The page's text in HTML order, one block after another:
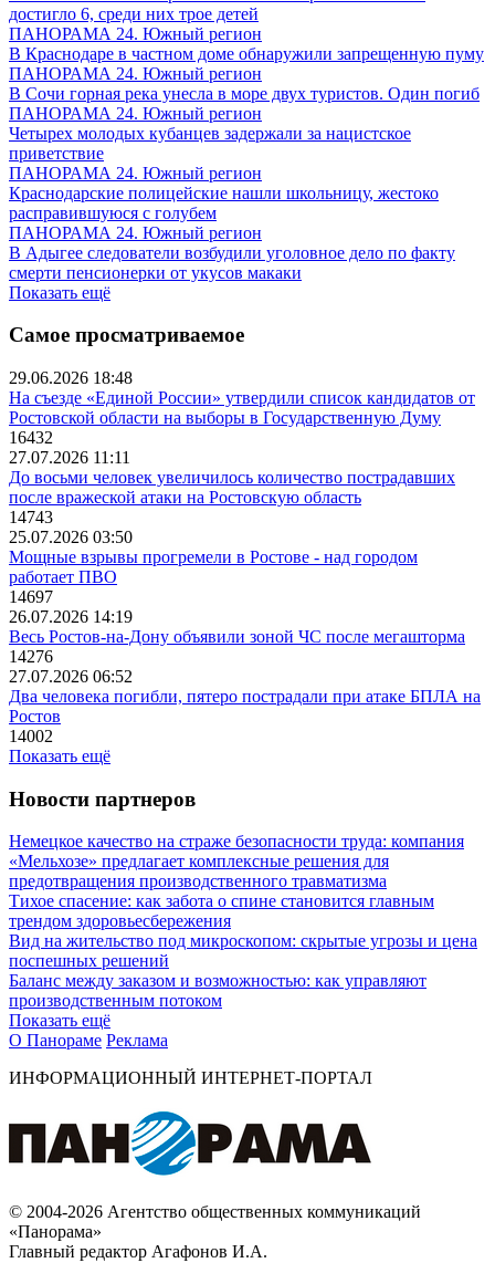
достигло 6, среди них трое детей
ПАНОРАМА 24. Южный регион
В Краснодаре в частном доме обнаружили запрещенную пуму
ПАНОРАМА 24. Южный регион
В Сочи горная река унесла в море двух туристов. Один погиб
ПАНОРАМА 24. Южный регион
Четырех молодых кубанцев задержали за нацистское
приветствие
ПАНОРАМА 24. Южный регион
Краснодарские полицейские нашли школьницу, жестоко
расправившуюся с голубем
ПАНОРАМА 24. Южный регион
В Адыгее следователи возбудили уголовное дело по факту
смерти пенсионерки от укусов макаки
Показать ещё
Самое просматриваемое
29.06.2026 18:48
На съезде «Единой России» утвердили список кандидатов от
Ростовской области на выборы в Государственную Думу
16432
27.07.2026 11:11
До восьми человек увеличилось количество пострадавших
после вражеской атаки на Ростовскую область
14743
25.07.2026 03:50
Мощные взрывы прогремели в Ростове - над городом
работает ПВО
14697
26.07.2026 14:19
Весь Ростов-на-Дону объявили зоной ЧС после мегашторма
14276
27.07.2026 06:52
Два человека погибли, пятеро пострадали при атаке БПЛА на
Ростов
14002
Показать ещё
Новости партнеров
Немецкое качество на страже безопасности труда: компания
«Мельхозе» предлагает комплексные решения для
предотвращения производственного травматизма
Тихое спасение: как забота о спине становится главным
трендом здоровьесбережения
Вид на жительство под микроскопом: скрытые угрозы и цена
поспешных решений
Баланс между заказом и возможностью: как управляют
производственным потоком
Показать ещё
О Панораме Реклама
ИНФОРМАЦИОННЫЙ ИНТЕРНЕТ-ПОРТАЛ
© 2004-2026 Агентство общественных коммуникаций
«Панорама»
Главный редактор Агафонов И.А.